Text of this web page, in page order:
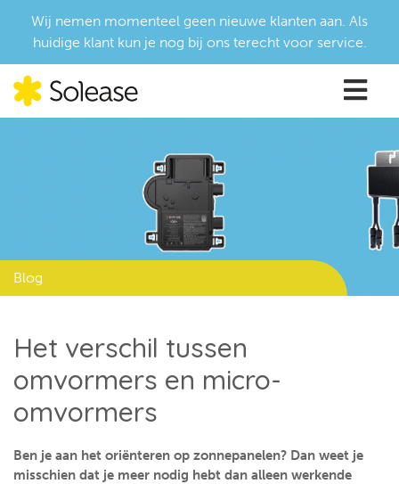
Wij nemen momenteel geen nieuwe klanten aan. Als
huidige klant kun je nog bij ons terecht voor service.
Blog
Het verschil tussen
omvormers en micro-
omvormers
Ben je aan het oriënteren op zonnepanelen? Dan weet je
misschien dat je meer nodig hebt dan alleen werkende